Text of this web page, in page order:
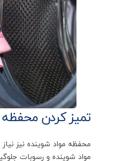
تمیز کردن محفظه
محفظه مواد شوینده نیز نیاز
مواد شوینده و رسوبات